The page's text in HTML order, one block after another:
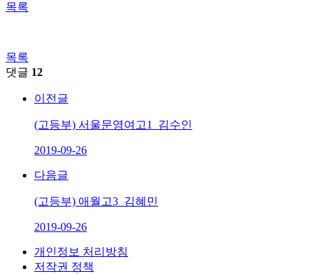
목록
목록
댓글 12
이전글
(고등부) 서울문영여고1_김수인
2019-09-26
다음글
(고등부) 애월고3_김혜민
2019-09-26
개인정보 처리방침
저작권 정책